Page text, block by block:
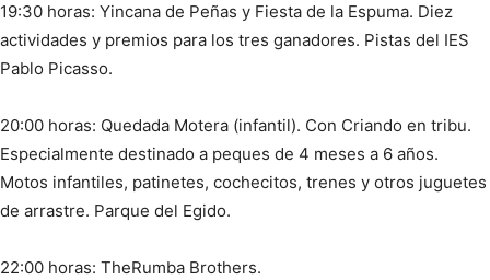
19:30 horas: Yincana de Peñas y Fiesta de la Espuma. Diez
actividades y premios para los tres ganadores. Pistas del IES
Pablo Picasso.
20:00 horas: Quedada Motera (infantil). Con Criando en tribu.
Especialmente destinado a peques de 4 meses a 6 años.
Motos infantiles, patinetes, cochecitos, trenes y otros juguetes
de arrastre. Parque del Egido.
22:00 horas: TheRumba Brothers.